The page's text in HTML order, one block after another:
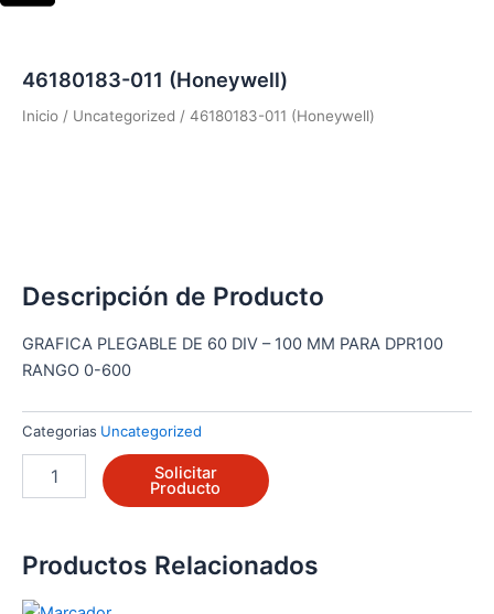
46180183-011 (Honeywell)
Inicio / Uncategorized / 46180183-011 (Honeywell)
Descripción de Producto
GRAFICA PLEGABLE DE 60 DIV – 100 MM PARA DPR100
RANGO 0-600
Categorias Uncategorized
Solicitar
Producto
Productos Relacionados